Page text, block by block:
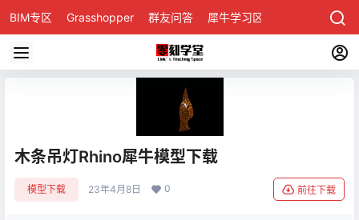
BIM专区 Grasshopper 群友问答 犀牛学习区
木条吊灯Rhino犀牛模型下载
模型下载 23年4月8日 0 前往下载